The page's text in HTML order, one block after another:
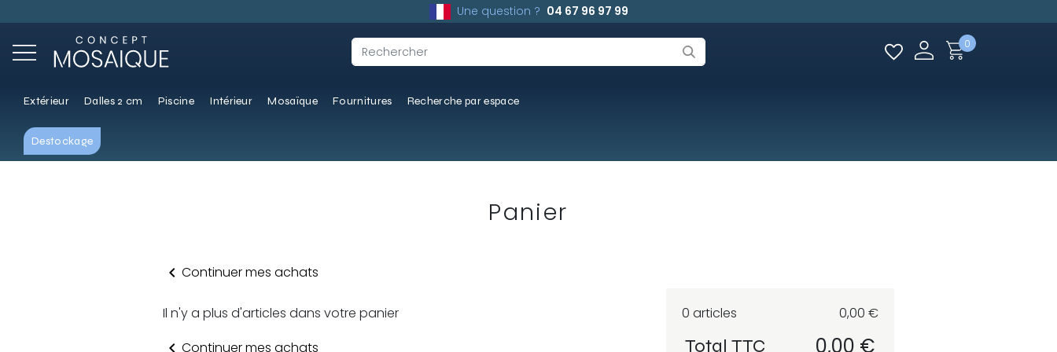
Une question ? 04 67 96 97 99
Extérieur Dalles 2 cm Piscine Intérieur Mosaïque Fournitures Recherche par espace
Destockage
0
Panier
chevron_left Continuer mes achats
Il n'y a plus d'articles dans votre panier
chevron_left Continuer mes achats
0 articles 0,00 €
Total TTC 0,00 €